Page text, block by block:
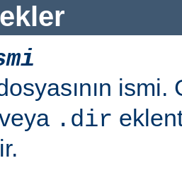
.dir